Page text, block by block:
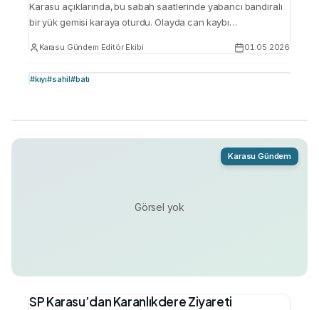
Karasu açıklarında, bu sabah saatlerinde yabancı bandıralı
bir yük gemisi karaya oturdu. Olayda can kaybı
için geniş çaplı bir kurtarma operasyonu başlatıldı. Edinilen
yakın bir noktada karaya oturdu. Olayın ardından Sahil
Karasu Gündem Editör Ekibi 01.05.2026
#kıyı#sahil#batı
Görsel yok
Karasu Gündem
SP Karasu’dan Karanlıkdere Ziyareti